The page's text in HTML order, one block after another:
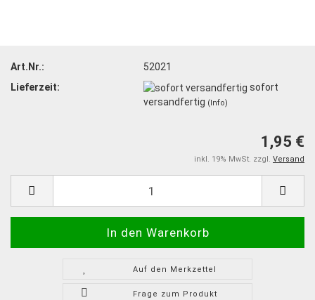
Art.Nr.:
52021
Lieferzeit:
sofort
versandfertig (Info)
1,95 €
inkl. 19% MwSt. zzgl. Versand
Auf den Merkzettel
Frage zum Produkt